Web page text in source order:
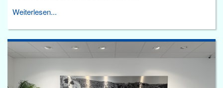
Weiterlesen...